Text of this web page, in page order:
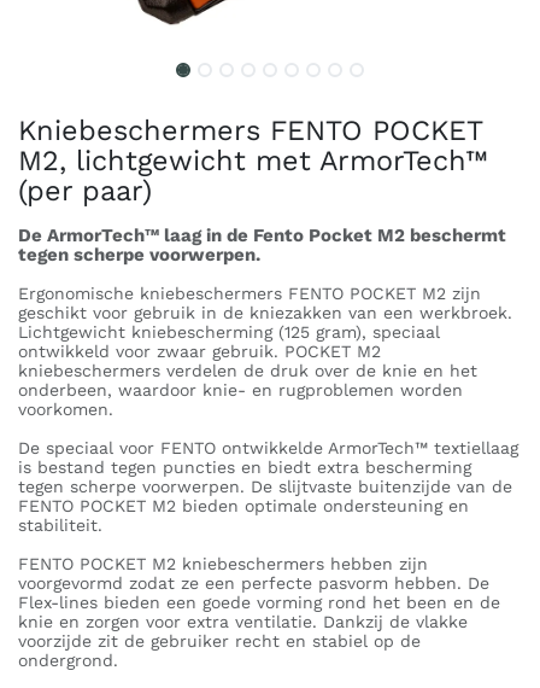
Kniebeschermers FENTO POCKET
M2, lichtgewicht met ArmorTech™
(per paar)
De ArmorTech™ laag in de Fento Pocket M2 beschermt
tegen scherpe voorwerpen.
Ergonomische kniebeschermers FENTO POCKET M2 zijn
geschikt voor gebruik in de kniezakken van een werkbroek.
Lichtgewicht kniebescherming (125 gram), speciaal
ontwikkeld voor zwaar gebruik. POCKET M2
kniebeschermers verdelen de druk over de knie en het
onderbeen, waardoor knie- en rugproblemen worden
voorkomen.
De speciaal voor FENTO ontwikkelde ArmorTech™ textiellaag
is bestand tegen puncties en biedt extra bescherming
tegen scherpe voorwerpen. De slijtvaste buitenzijde van de
FENTO POCKET M2 bieden optimale ondersteuning en
stabiliteit.
FENTO POCKET M2 kniebeschermers hebben zijn
voorgevormd zodat ze een perfecte pasvorm hebben. De
Flex-lines bieden een goede vorming rond het been en de
knie en zorgen voor extra ventilatie. Dankzij de vlakke
voorzijde zit de gebruiker recht en stabiel op de
ondergrond.